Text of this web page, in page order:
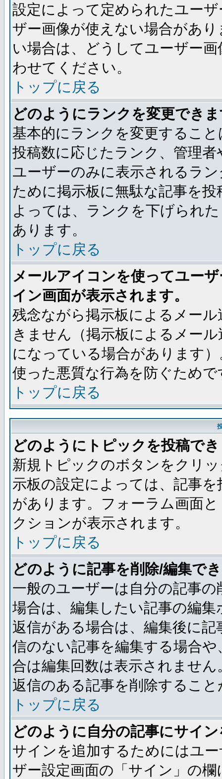
設定によって定められたユー
ザー画像が使えない場合があ
い場合は、どうしてユーザー
わせてください。
トップに戻る
どのようにランクを変更でき
基本的にランクを変更するこ
投稿数に応じたランク、管理
ユーザーのみに表示されるラ
ために掲示板に無駄な記事を
よっては、ランクを下げられ
あります。
トップに戻る
メールアイコンを使ってユー
イン画面が表示されます。
残念ながら掲示板によるメー
きません（掲示板によるメー
になっている場合があります
使った悪質な行為を防ぐためで
トップに戻る
どのようにトピックを投稿で
新規トピックのボタンをクリ
示板の設定によっては、記事
があります。フォーラム画面
クションが表示されます。
トップに戻る
どのように記事を削除/編集で
一般のユーザーは自分の記事
場合は、編集したい記事の編
返信がある場合は、編集後に
信のない記事を編集する場合
合は編集回数は表示されませ
返信のある記事を削除するこ
トップに戻る
どのように自分の記事にサイ
サインを追加するためにはユ
ザー設定画面の「サイン」の